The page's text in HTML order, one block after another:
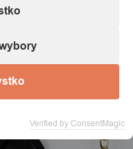
Verified by ConsentMagic